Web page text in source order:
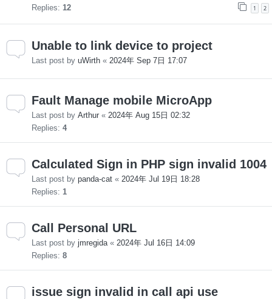
Replies: 12 1 2
Unable to link device to project
Last post by uWirth « 2024年 Sep 7日 17:07
Fault Manage mobile MicroApp
Last post by Arthur « 2024年 Aug 15日 02:32
Replies: 4
Calculated Sign in PHP sign invalid 1004
Last post by panda-cat « 2024年 Jul 19日 18:28
Replies: 1
Call Personal URL
Last post by jmregida « 2024年 Jul 16日 14:09
Replies: 8
issue sign invalid in call api use